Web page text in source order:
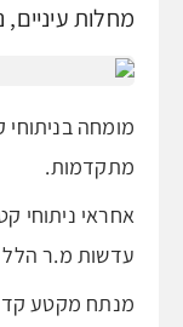
מחלות
מומחה
מתקדמות.
אחראי ניתוחי
עדשות מ.ר הלל
מנתח מקטע